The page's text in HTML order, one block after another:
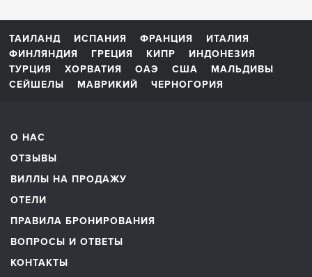
ТАИЛАНД ИСПАНИЯ ФРАНЦИЯ
ИТАЛИЯ
ФИНЛЯНДИЯ
ГРЕЦИЯ КИПР
ИНДОНЕЗИЯ
ТУРЦИЯ
ХОРВАТИЯ ОАЭ США
МАЛЬДИВЫ
СЕЙШЕЛЫ
МАВРИКИЙ ЧЕРНОГОРИЯ
О НАС
ОТЗЫВЫ
ВИЛЛЫ НА ПРОДАЖУ
ОТЕЛИ
ПРАВИЛА БРОНИРОВАНИЯ
ВОПРОСЫ И ОТВЕТЫ
КОНТАКТЫ